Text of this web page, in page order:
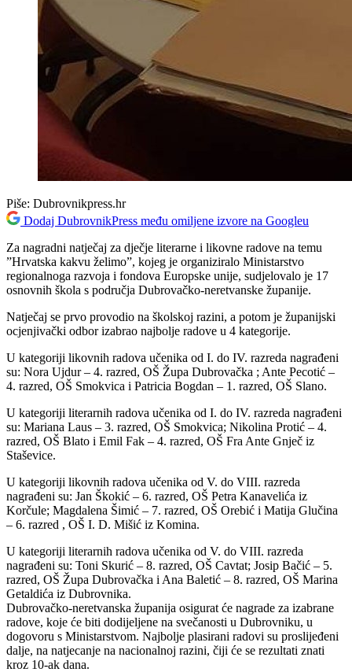
Piše: Dubrovnikpress.hr
Dodaj DubrovnikPress među omiljene izvore na Googleu
Za nagradni natječaj za dječje literarne i likovne radove na temu
”Hrvatska kakvu želimo”, kojeg je organiziralo Ministarstvo
regionalnoga razvoja i fondova Europske unije, sudjelovalo je 17
osnovnih škola s područja Dubrovačko-neretvanske županije.
Natječaj se prvo provodio na školskoj razini, a potom je županijski
ocjenjivački odbor izabrao najbolje radove u 4 kategorije.
U kategoriji likovnih radova učenika od I. do IV. razreda nagrađeni
su: Nora Ujdur – 4. razred, OŠ Župa Dubrovačka ; Ante Pecotić –
4. razred, OŠ Smokvica i Patricia Bogdan – 1. razred, OŠ Slano.
U kategoriji literarnih radova učenika od I. do IV. razreda nagrađeni
su: Mariana Laus – 3. razred, OŠ Smokvica; Nikolina Protić – 4.
razred, OŠ Blato i Emil Fak – 4. razred, OŠ Fra Ante Gnječ iz
Staševice.
U kategoriji likovnih radova učenika od V. do VIII. razreda
nagrađeni su: Jan Škokić – 6. razred, OŠ Petra Kanavelića iz
Korčule; Magdalena Šimić – 7. razred, OŠ Orebić i Matija Glučina
– 6. razred , OŠ I. D. Mišić iz Komina.
U kategoriji literarnih radova učenika od V. do VIII. razreda
nagrađeni su: Toni Skurić – 8. razred, OŠ Cavtat; Josip Bačić – 5.
razred, OŠ Župa Dubrovačka i Ana Baletić – 8. razred, OŠ Marina
Getaldića iz Dubrovnika.
Dubrovačko-neretvanska županija osigurat će nagrade za izabrane
radove, koje će biti dodijeljene na svečanosti u Dubrovniku, u
dogovoru s Ministarstvom. Najbolje plasirani radovi su proslijeđeni
dalje, na natjecanje na nacionalnoj razini, čiji će se rezultati znati
kroz 10-ak dana.